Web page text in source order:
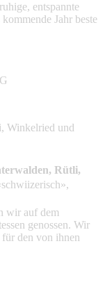
entspannte
Jahr beste
Rütli,
wir auf dem
genossen. Wir
den von ihnen